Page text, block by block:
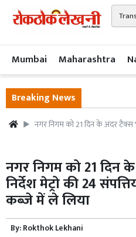
Mumbai Maharashtra
Breaking News
नगर निगम को 21 दिन के अंदर टैक्स
नगर निगम को 21 दिन
निर्देश मेट्रो की 24
कब्जे में ले लिया
By:Rokthok Lekhani